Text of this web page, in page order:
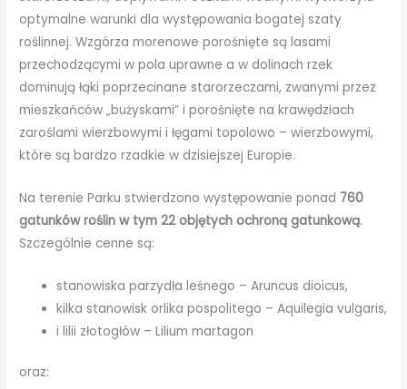
optymalne warunki dla występowania bogatej szaty
roślinnej. Wzgórza morenowe porośnięte są lasami
przechodzącymi w pola uprawne a w dolinach rzek
dominują łąki poprzecinane starorzeczami, zwanymi przez
mieszkańców „bużyskami” i porośnięte na krawędziach
zaroślami wierzbowymi i łęgami topolowo – wierzbowymi,
które są bardzo rzadkie w dzisiejszej Europie.
Na terenie Parku stwierdzono występowanie ponad 760
gatunków roślin w tym 22 objętych ochroną gatunkową.
Szczególnie cenne są:
stanowiska parzydła leśnego – Aruncus dioicus,
kilka stanowisk orlika pospolitego – Aquilegia vulgaris,
i lilii złotogłów – Lilium martagon
oraz: